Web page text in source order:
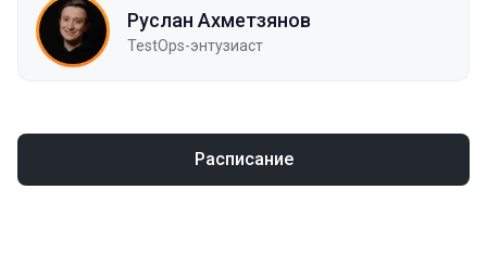
Руслан Ахметзянов
TestOps-энтузиаст
Расписание